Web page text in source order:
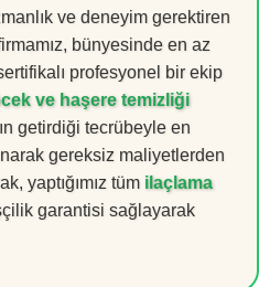
ve deneyim gerektiren
bünyesinde en az
profesyonel bir ekip
ve haşere temizliği
getirdiği tecrübeyle en
gereksiz maliyetlerden
yaptığımız tüm ilaçlama
garantisi sağlayarak